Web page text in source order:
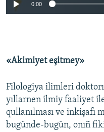
0:00
«Akimiyet eşitmey»
Filologiya ilimleri
yıllarnen ilmiy faaliyet
qullanılması ve inkişafı
bugünde-bugün, onıñ